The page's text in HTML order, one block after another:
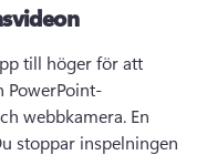
till höger för att
PowerPoint-
webbkamera. En
stoppar inspelningen